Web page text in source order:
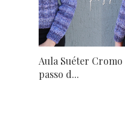
Aula Suéter Cromo
passo d...